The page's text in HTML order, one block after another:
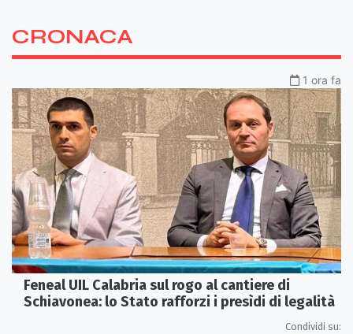
CRONACA
1 ora fa
Feneal UIL Calabria sul rogo al cantiere di
Schiavonea: lo Stato rafforzi i presìdi di legalità
Condividi su: